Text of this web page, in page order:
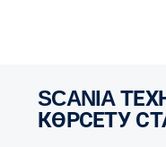
SCANIA ТЕХНИКАЛЫҚ ҚЫЗМЕТ
КӨРСЕТУ